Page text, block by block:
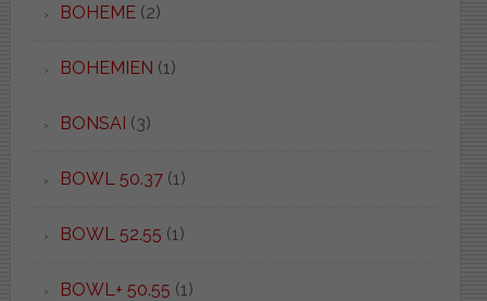
BOHEME(2)
BOHEMIEN (1)
BONSAI (3)
BOWL 50.37(1)
BOWL 52.55 (1)
BOWL+ 50.55 (1)